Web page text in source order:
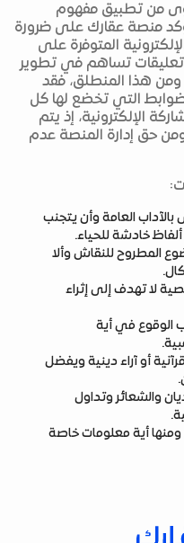
من تطبيق مفهوم
تؤكد منصة عقارك على ضرورة
المتوفرة على
وتعليقات تساهم في تطوير
ومن هذا المنطلق، فقد
التي تخضع لها كل
الإلكترونية، إذ يتم
حق إدارة المنصة عدم
العامة وأن يتجنب
خادشة للحياء.
المطروح للنقاش وألا
لا تهدف إلى إثراء
الوقوع في أية
أو آراء دينية ويفضل
والشعائر وتداول
أية معلومات خاصة